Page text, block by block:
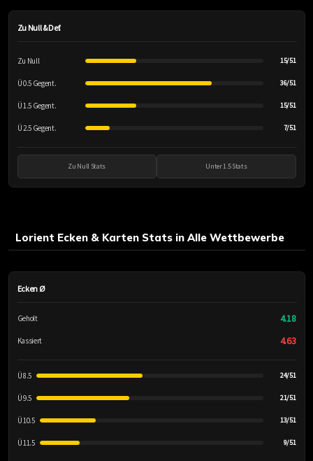
Zu Null & Def.
Zu Null 15/51
Ü 0.5 Gegent. 36/51
Ü 1.5 Gegent. 15/51
Ü 2.5 Gegent. 7/51
Zu Null Stats Unter 1.5 Stats
Lorient Ecken & Karten Stats in Alle Wettbewerbe
Ecken Ø
Geholt 4.18
Kassiert 4.63
Ü 8.5 24/51
Ü 9.5 21/51
Ü 10.5 13/51
Ü 11.5 9/51